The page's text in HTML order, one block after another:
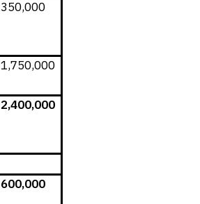
350,000
1,750,000
2,400,000
600,000